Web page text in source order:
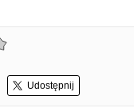
Udostępnij